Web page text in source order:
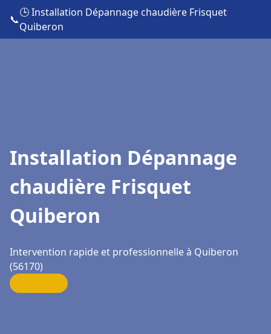
📞
🕒 Installation Dépannage chaudière Frisquet
Quiberon
Installation Dépannage
chaudière Frisquet
Quiberon
Intervention rapide et professionnelle à Quiberon
(56170)